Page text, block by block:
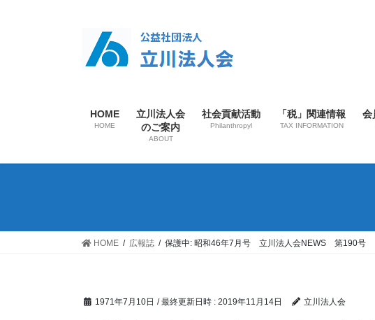
HOME
HOME
立川法人会
のご案内
ABOUT
社会貢献活動
Philanthropyl
「税」関連情報
TAX INFORMATION
会
HOME 広報誌 保護中: 昭和46年7月号 立川法人会NEWS 第190号
1971年7月10日 / 最終更新日時 : 2019年11月14日 立川法人会